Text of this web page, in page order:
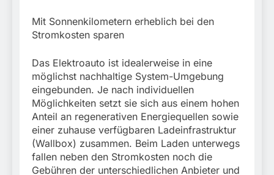
Mit Sonnenkilometern erheblich bei den
Stromkosten sparen
Das Elektroauto ist idealerweise in eine
möglichst nachhaltige System-Umgebung
eingebunden. Je nach individuellen
Möglichkeiten setzt sie sich aus einem hohen
Anteil an regenerativen Energiequellen sowie
einer zuhause verfügbaren Ladeinfrastruktur
(Wallbox) zusammen. Beim Laden unterwegs
fallen neben den Stromkosten noch die
Gebühren der unterschiedlichen Anbieter und